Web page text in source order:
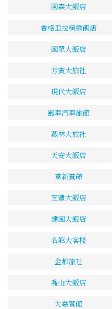
國森大飯店
香格里拉精緻飯店
國眾大飯店
芳賓大旅社
現代大飯店
風車汽車旅館
燕林大旅社
天安大飯店
富新賓館
芝豐大飯店
建國大飯店
名館大客棧
金都旅社
喬山大飯店
大嘉賓館